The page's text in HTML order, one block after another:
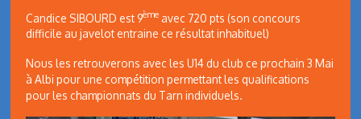
Candice SIBOURD est 9ème avec 720 pts (son concours
difficile au javelot entraine ce résultat inhabituel)
Nous les retrouverons avec les U14 du club ce prochain 3 Mai
à Albi pour une compétition permettant les qualifications
pour les championnats du Tarn individuels.